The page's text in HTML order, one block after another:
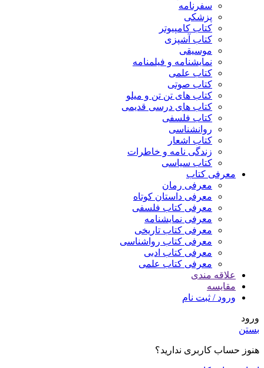
سفرنامه
پزشکی
کتاب کامپیوتر
کتاب آشپزی
موسیقی
نمایشنامه و فیلمنامه
کتاب علمی
کتاب صوتی
کتاب های تن تن و میلو
کتاب های درسی قدیمی
کتاب فلسفی
روانشناسی
کتاب اشعار
زندگی نامه و خاطرات
کتاب سیاسی
معرفی کتاب
معرفی رمان
معرفی داستان کوتاه
معرفی کتاب فلسفی
معرفی نمایشنامه
معرفی کتاب تاریخی
معرفی کتاب رواشناسی
معرفی کتاب ادبی
معرفی کتاب علمی
علاقه مندی
مقایسه
ورود / ثبت نام
ورود
بستن
هنوز حساب کاربری ندارید؟